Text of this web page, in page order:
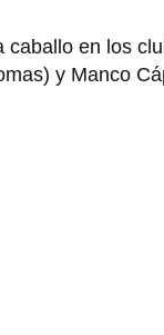
en los
y Manco